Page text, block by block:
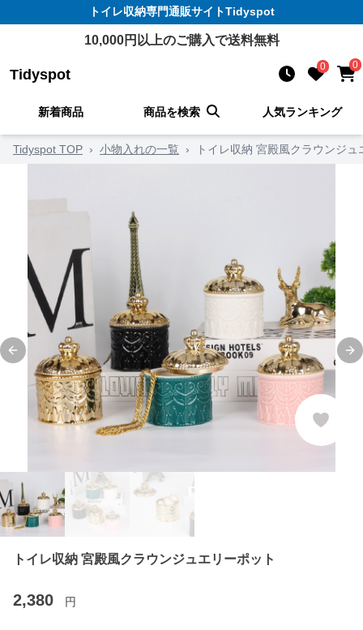
トイレ収納専門通販サイトTidyspot
10,000円以上のご購入で送料無料
Tidyspot 0 0
新着商品 商品を検索 人気ランキング
Tidyspot TOP › 小物入れの一覧 › トイレ収納 宮殿風クラウンジュ
Previous slide
トイレ収納 宮殿風クラウンジュエリーポット
2,380 円